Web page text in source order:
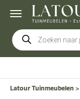
Producten
zoeken
Latour Tuinmeubelen >